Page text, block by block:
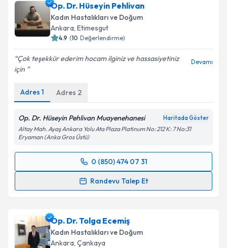
için bir takvim hazırlandığında e-posta ile
bilgilendireceğiz.
E-posta Adresiniz
Metni 'ni okudum ve kişisel verilerimin belirtilen
Takvim Talebini Gönder
Op. Dr. Hüseyin Pehlivan
Kadın Hastalıkları ve Doğum
Ankara, Etimesgut
4.9 (10 Değerlendirme)
Çok teşekkür ederim hocam ilginiz ve hassasiyetiniz
için
Devamı
Adres 1 Adres 2
Op. Dr. Hüseyin Pehlivan Muayenehanesi Haritada Göster
Altay Mah. Ayaş Ankara Yolu Ata Plaza Platinum No: 212 K: 7 No:31
Eryaman (Anka Gros Üstü)
0 (850) 474 07 31
Randevu Talep Et
Randevu Takvimi Talebi
takvim hazırlandığında e-posta ile bilgilendireceğiz.
E-posta Adresiniz
Op. Dr. Tolga Ecemiş
Kadın Hastalıkları ve Doğum
Ankara, Çankaya